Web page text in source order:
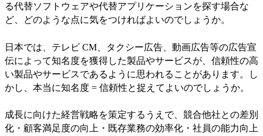
る代替ソフトウェアや代替アプリケーションを探す場合な
ど、どのような点に気をつければよいのでしょうか。
日本では、テレビ CM、タクシー広告、動画広告等の広告宣
伝によって知名度を獲得した製品やサービスが、信頼性の高
い製品やサービスであるように思われることがあります。し
かし、本当に知名度 = 信頼性と捉えてよいのでしょうか。
成長に向けた経営戦略を策定するうえで、競合他社との差別
化・顧客満足度の向上・既存業務の効率化・社員の能力向上